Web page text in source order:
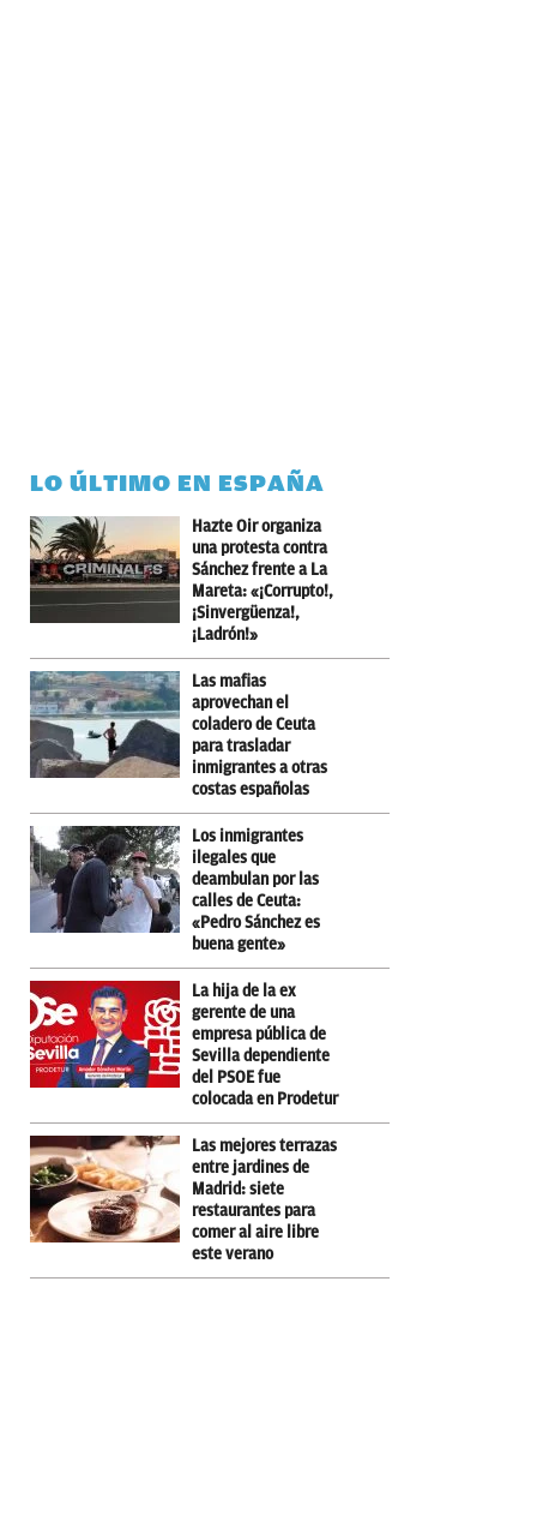
LO ÚLTIMO EN ESPAÑA
Hazte Oir organiza
una protesta contra
Sánchez frente a La
Mareta: «¡Corrupto!,
¡Sinvergüenza!,
¡Ladrón!»
Las mafias
aprovechan el
coladero de Ceuta
para trasladar
inmigrantes a otras
costas españolas
Los inmigrantes
ilegales que
deambulan por las
calles de Ceuta:
«Pedro Sánchez es
buena gente»
La hija de la ex
gerente de una
empresa pública de
Sevilla dependiente
del PSOE fue
colocada en Prodetur
Las mejores terrazas
entre jardines de
Madrid: siete
restaurantes para
comer al aire libre
este verano